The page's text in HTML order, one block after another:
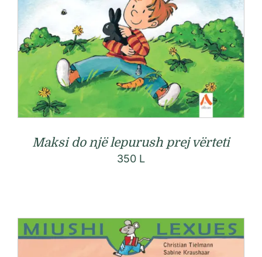
Maksi do një lepurush prej vërteti
350 L